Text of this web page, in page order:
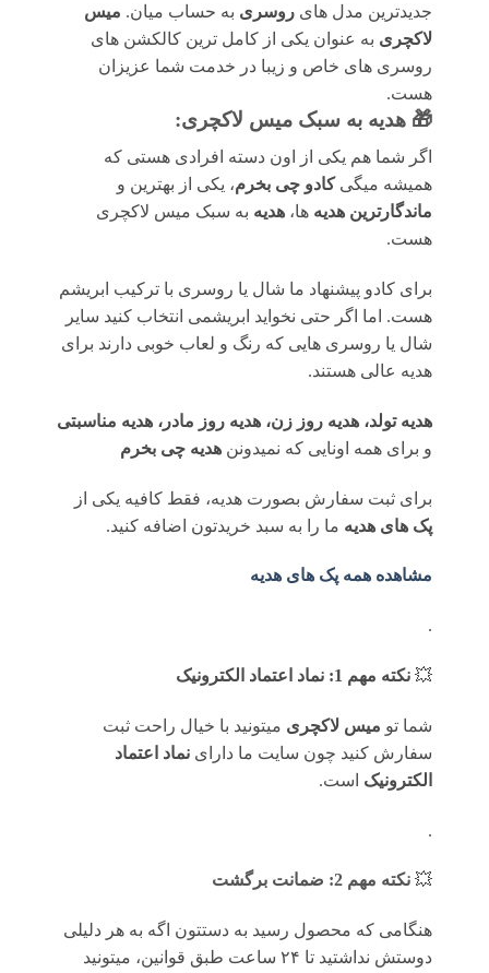
جدیدترین مدل های روسری به حساب میان. میس
لاکچری به عنوان یکی از کامل ترین کالکشن های
روسری های خاص و زیبا در خدمت شما عزیزان
هست.
🎁 هدیه به سبک میس لاکچری:
اگر شما هم یکی از اون دسته افرادی هستی که
همیشه میگیکادو چی بخرم، یکی از بهترین و
ماندگارترین هدیه ها، هدیه به سبک میس لاکچری
هست.
برای کادو پیشنهاد ما شال یا روسری با ترکیب ابریشم
هست. اما اگر حتی نخواید ابریشمی انتخاب کنید سایر
شال یا روسری هایی که رنگ و لعاب خوبی دارند برای
هدیه عالی هستند.
هدیه تولد، هدیه روز زن، هدیه روز مادر، هدیه مناسبتی
و برای همه اونایی که نمیدونن هدیه چی بخرم
برای ثبت سفارش بصورت هدیه، فقط کافیه یکی از
پک های هدیه ما را به سبد خریدتون اضافه کنید.
مشاهده همه پک های هدیه
.
💥 نکته مهم 1: نماد اعتماد الکترونیک
شما تو میس لاکچری میتونید با خیال راحت ثبت
سفارش کنید چون سایت ما دارای نماد اعتماد
الکترونیک است.
.
💥 نکته مهم 2: ضمانت برگشت
هنگامی که محصول رسید به دستتون اگه به هر دلیلی
دوستش نداشتید تا ۲۴ ساعت طبق قوانین، میتونید